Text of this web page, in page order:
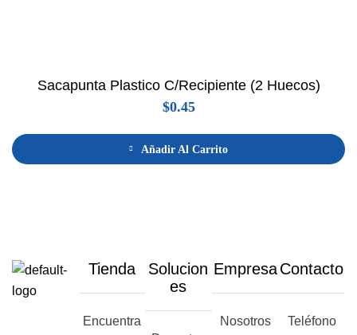
Sacapunta Plastico C/Recipiente (2 Huecos)
$0.45
Añadir Al Carrito
Tienda
Encuentra
Solucion
es
Empresa
Nosotros
Contacto
Teléfono